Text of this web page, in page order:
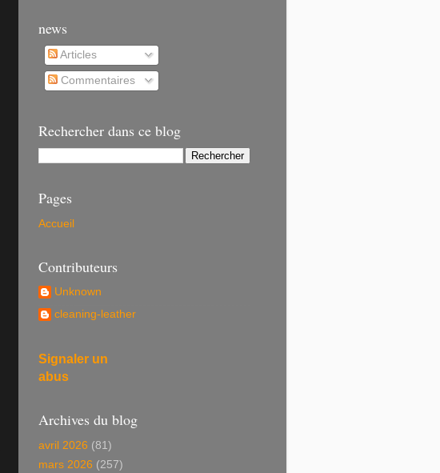
news
Articles
Commentaires
Rechercher dans ce blog
Pages
Accueil
Contributeurs
Unknown
cleaning-leather
Signaler un
abus
Archives du blog
avril 2026 (81)
mars 2026 (257)